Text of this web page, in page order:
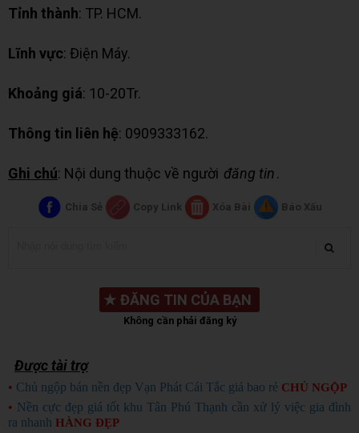
Tỉnh thành: TP. HCM.
Lĩnh vực: Điện Máy.
Khoảng giá: 10-20Tr.
Thông tin liên hệ: 0909333162.
Ghi chú: Nội dung thuộc về người đăng tin.
Chia Sẻ Copy Link Xóa Bài Báo Xấu
★ ĐĂNG TIN CỦA BẠN
Không cần phải đăng ký
Được tài trợ
• Chủ ngộp bán nền đẹp Vạn Phát Cái Tắc giá bao rẻ CHỦ NGỘP
• Nền cực đẹp giá tốt khu Tân Phú Thạnh cần xử lý việc gia đình
ra nhanh HÀNG ĐẸP